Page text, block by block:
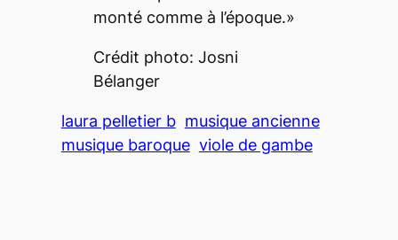
monté comme à l’époque.»
Crédit photo: Josni
Bélanger
laura pelletier b musique ancienne
musique baroque viole de gambe